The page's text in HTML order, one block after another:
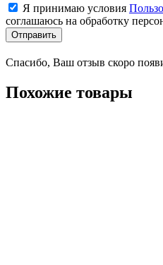
Я принимаю условия
соглашаюсь на обработку
Отправить
Спасибо, Ваш отзыв скоро
Похожие товары